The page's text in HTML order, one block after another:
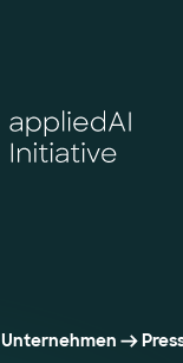
Unternehmen